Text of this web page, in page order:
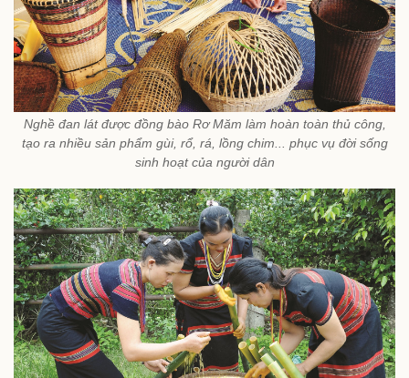
Nghề đan lát được đồng bào Rơ Măm làm hoàn toàn thủ công,
tạo ra nhiều sản phẩm gùi, rổ, rá, lồng chim... phục vụ đời sống
sinh hoạt của người dân